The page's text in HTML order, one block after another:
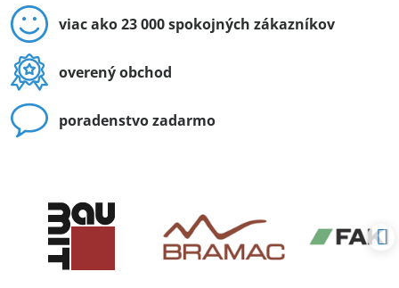
viac ako 23 000 spokojných zákazníkov
overený obchod
poradenstvo zadarmo